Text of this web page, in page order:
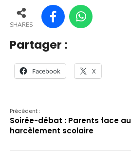
SHARES
Partager :
Facebook X
Précédent :
Soirée-débat : Parents face au
harcèlement scolaire